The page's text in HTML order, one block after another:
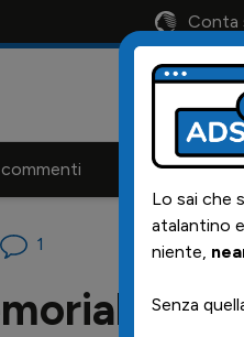
Conta
Calendario
1
Lo sai che
atalantino
niente,
Senza